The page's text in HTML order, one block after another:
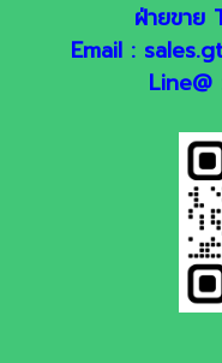
ฝ่ายขาย
Email :